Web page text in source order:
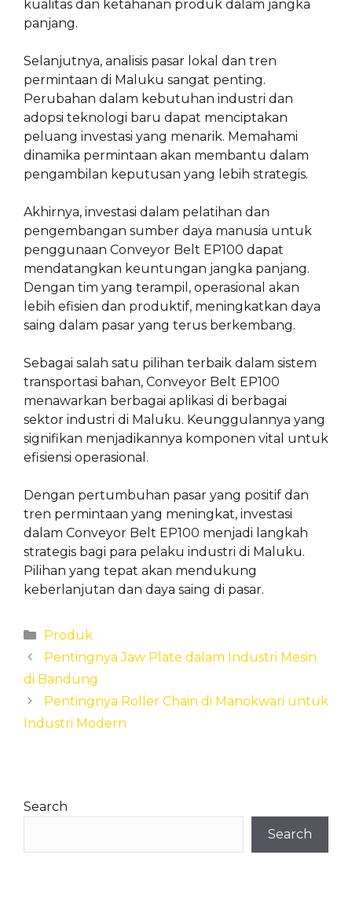
kualitas dan ketahanan produk dalam jangka
panjang.
Selanjutnya, analisis pasar lokal dan tren
permintaan di Maluku sangat penting.
Perubahan dalam kebutuhan industri dan
adopsi teknologi baru dapat menciptakan
peluang investasi yang menarik. Memahami
dinamika permintaan akan membantu dalam
pengambilan keputusan yang lebih strategis.
Akhirnya, investasi dalam pelatihan dan
pengembangan sumber daya manusia untuk
penggunaan Conveyor Belt EP100 dapat
mendatangkan keuntungan jangka panjang.
Dengan tim yang terampil, operasional akan
lebih efisien dan produktif, meningkatkan daya
saing dalam pasar yang terus berkembang.
Sebagai salah satu pilihan terbaik dalam sistem
transportasi bahan, Conveyor Belt EP100
menawarkan berbagai aplikasi di berbagai
sektor industri di Maluku. Keunggulannya yang
signifikan menjadikannya komponen vital untuk
efisiensi operasional.
Dengan pertumbuhan pasar yang positif dan
tren permintaan yang meningkat, investasi
dalam Conveyor Belt EP100 menjadi langkah
strategis bagi para pelaku industri di Maluku.
Pilihan yang tepat akan mendukung
keberlanjutan dan daya saing di pasar.
Categories
Produk
Pentingnya Jaw Plate dalam Industri Mesin
di Bandung
Pentingnya Roller Chain di Manokwari untuk
Industri Modern
Search
Search